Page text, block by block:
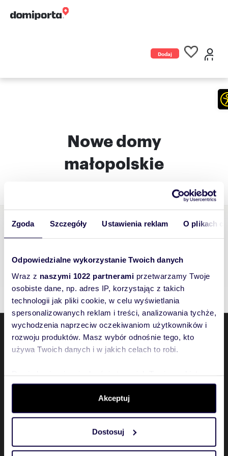
Zgoda Szczegóły Ustawienia reklam O plikach
Odpowiedzialne wykorzystanie Twoich danych
Wraz z naszymi 1022 partnerami przetwarzamy Twoje
osobiste dane, np. adres IP, korzystając z takich
technologii jak pliki cookie, w celu wyświetlania
spersonalizowanych reklam i treści, analizowania tychże,
wychodzenia naprzeciw oczekiwaniom użytkowników i
rozwoju produktów. Masz wybór odnośnie tego, kto
używa Twoich danych i w jakich celach to robi.
dane są przetwarzane oraz ustaw własne preferencje w
. W Deklaracji plików cookie możesz
zmienić lub wycofać swoją zgodę w dowolnej chwili.
Wykorzystujemy pliki cookie do spersonalizowania treści
i reklam, aby oferować funkcje społecznościowe i
Akceptuj
Dostosuj
Dodaj
Nowe domy
małopolskie
Nowe domy Kraków, małopolskie
Nowe domy Zielonki, małopolskie
Nowe domy Bibice, małopolskie
Nowe domy Dębniki, Kraków, małopolskie
Domiporta
Zobacz także